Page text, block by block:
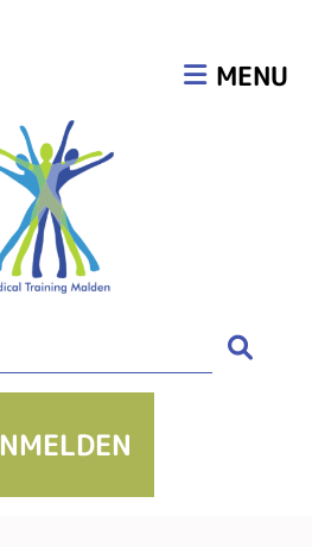
MENU